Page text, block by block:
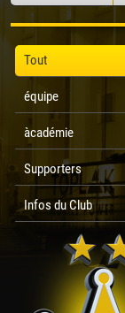
Tout
équipe
àcadémie
Supporters
Infos du Club